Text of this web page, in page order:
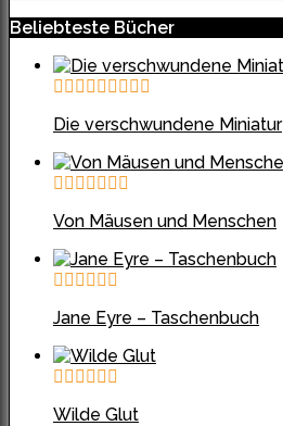
Beliebteste Bücher
Die verschwundene Miniatur
Von Mäusen und Menschen
Jane Eyre – Taschenbuch
Wilde Glut